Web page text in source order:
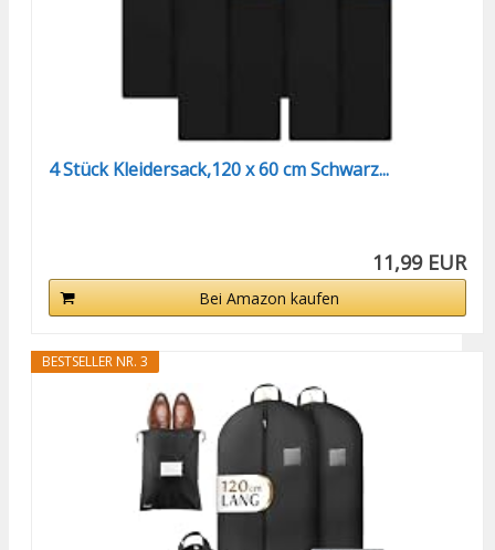
4 Stück Kleidersack,120 x 60 cm Schwarz...
11,99 EUR
Bei Amazon kaufen
BESTSELLER NR. 3